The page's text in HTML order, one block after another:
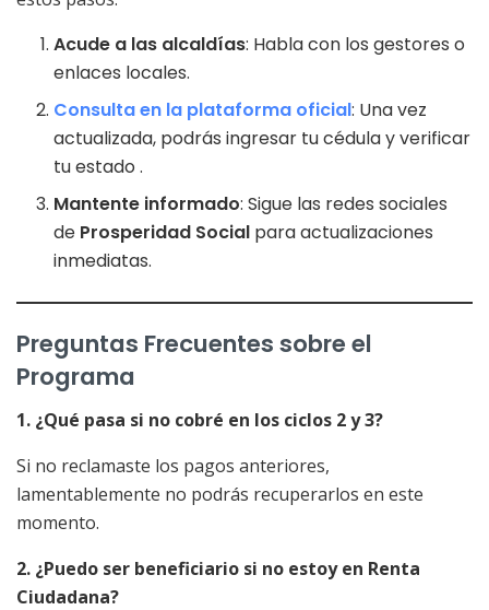
Acude a las alcaldías: Habla con los gestores o
enlaces locales.
Consulta en la plataforma oficial: Una vez
actualizada, podrás ingresar tu cédula y verificar
tu estado .
Mantente informado: Sigue las redes sociales
de Prosperidad Social para actualizaciones
inmediatas.
Preguntas Frecuentes sobre el
Programa
1. ¿Qué pasa si no cobré en los ciclos 2 y 3?
Si no reclamaste los pagos anteriores,
lamentablemente no podrás recuperarlos en este
momento.
2. ¿Puedo ser beneficiario si no estoy en Renta
Ciudadana?